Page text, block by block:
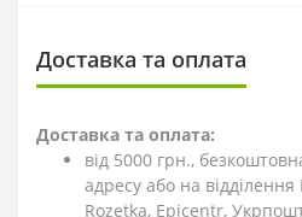
Доставка та оплата
Доставка та оплата:
від 5000 грн.,
адресу або на
Rozetka, Epicentr,